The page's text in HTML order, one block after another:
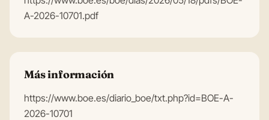
A-2026-10701.pdf
Más información
https://www.boe.es/diario_boe/txt.php?id=BOE-A-
2026-10701